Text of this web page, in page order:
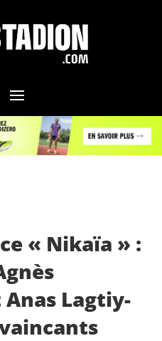
« Nikaïa » :
Lagtiy-